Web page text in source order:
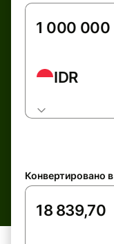
IDR
Конвертировано в